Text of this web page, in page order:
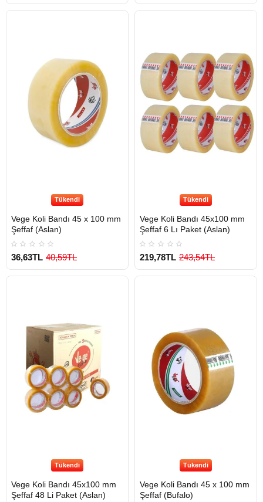
Tükendi
Vege Koli Bandı 45 x 100 mm
Şeffaf (Aslan)
36,63TL 40,59TL
Tükendi
Vege Koli Bandı 45x100 mm
Şeffaf 6 Lı Paket (Aslan)
219,78TL 243,54TL
Tükendi
Vege Koli Bandı 45x100 mm
Şeffaf 48 Li Paket (Aslan)
Tükendi
Vege Koli Bandı 45 x 100 mm
Şeffaf (Bufalo)